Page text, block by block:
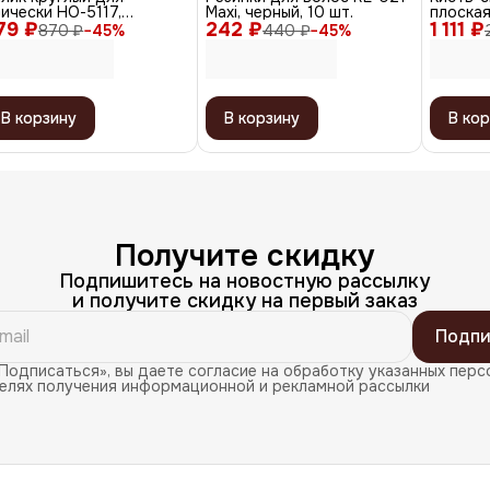
₽870 ₽−45%
НО-5117,
14 см
В корзину
242 ₽440 ₽−45%
Maxi, черный, 10 шт.
В корзину
1 111 ₽
черный
В
Получите скидку
Подпишитесь на новостную рассылку
и получите скидку на первый заказ
вы даете согласие на обработку указанных
получения информационной и рекламной рассылки